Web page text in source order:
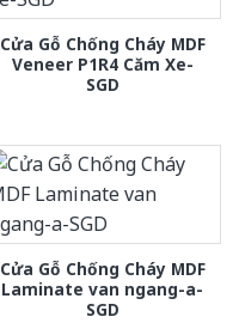
Cửa Gỗ Chống Cháy MDF
Veneer P1R4 Căm Xe-
SGD
Cửa Gỗ Chống Cháy MDF
Laminate van ngang-a-
SGD